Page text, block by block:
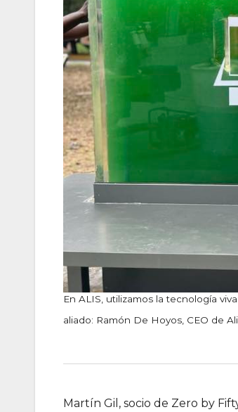
En ALIS, utilizamos la tecnología
aliado: Ramón De Hoyos, CEO de
Martín Gil, socio de Zero by